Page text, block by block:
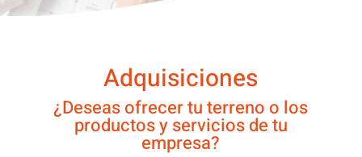
Adquisiciones
¿Deseas ofrecer tu terreno o los
productos y servicios de tu
empresa?